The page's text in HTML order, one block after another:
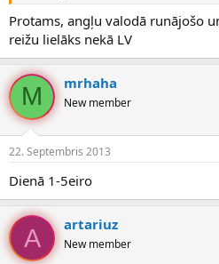
Protams, angļu valodā runājošo
reižu lielāks nekā LV
M mrhaha
New member
22. Septembris 2013
Dienā 1-5eiro
A artariuz
New member